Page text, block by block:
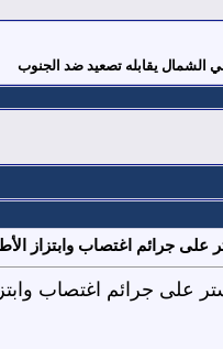
الشمال يقابله تصعيد ضد الجنوب
على جرائم اغتصاب وابتزاز
على جرائم اغتصاب